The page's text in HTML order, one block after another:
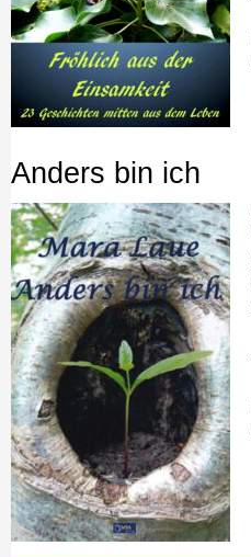
Anders bin ich